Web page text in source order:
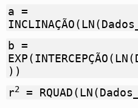
a =
b =
))
r2 =